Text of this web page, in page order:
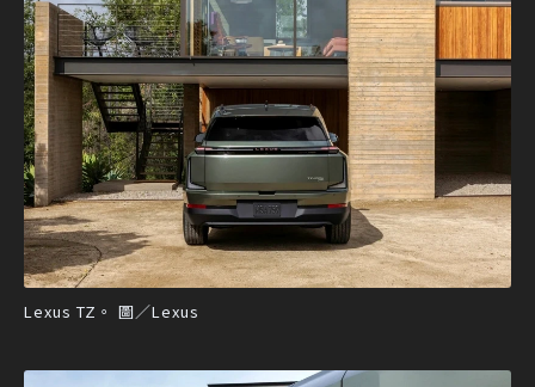
Lexus TZ。 圖／Lexus